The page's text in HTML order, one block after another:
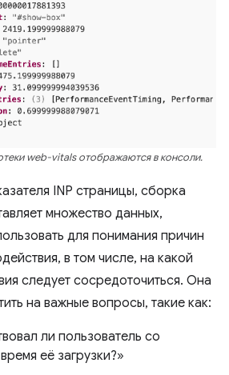
web-vitals отображаются в консоли.
INP страницы, сборка
множество данных,
для понимания причин
в том числе, на какой
следует сосредоточиться. Она
на важные вопросы, такие как:
ли пользователь со
её загрузки?»